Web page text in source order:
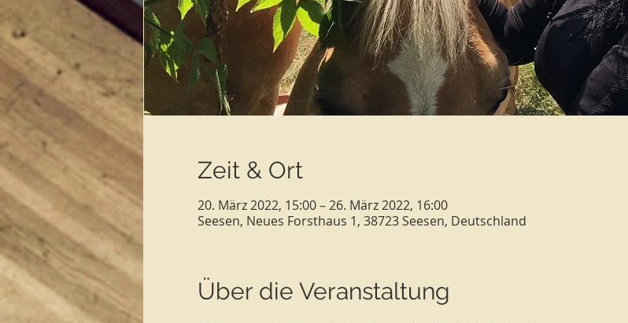
Zeit & Ort
20. März 2022, 15:00 – 26. März 2022, 16:00
Seesen, Neues Forsthaus 1, 38723 Seesen, Deutschland
Über die Veranstaltung